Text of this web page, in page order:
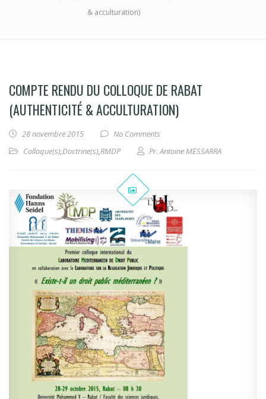
& acculturation)
COMPTE RENDU DU COLLOQUE DE RABAT
(AUTHENTICITÉ & ACCULTURATION)
28 novembre 2015
No Comments
Colloque(s),Doctrine(s),RMDP Pr. Antoine MESSARRA